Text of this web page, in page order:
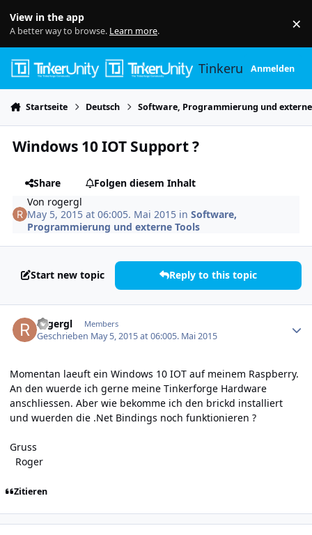
View in the app
A better way to browse. Learn more. ×
TinkerunityAnmelden
Startseite Deutsch Software, Programmierung und
Windows 10 IOT Support ?
Share
Folgen diesem Inhalt
Von rogergl
May 5, 2015 at 06:005. Mai 2015 inSoftware,
Programmierung und externe Tools
Start new topic Reply to this topic
rogergl Members
Geschrieben May 5, 2015 at 06:005. Mai 2015
Momentan laeuft ein Windows 10 IOT auf meinem Raspberry.
An den wuerde ich gerne meine Tinkerforge Hardware
anschliessen. Aber wie bekomme ich den brickd installiert
und wuerden die .Net Bindings noch funktionieren ?
Gruss
Roger
Zitieren